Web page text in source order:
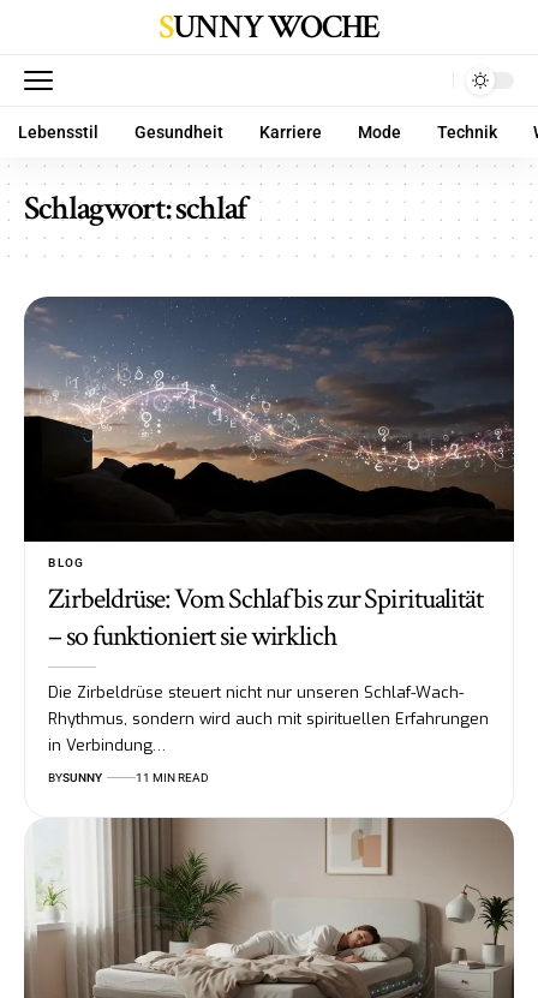
SUNNY WOCHE
Lebensstil Gesundheit Karriere Mode Technik
Schlagwort:schlaf
BLOG
Zirbeldrüse: Vom Schlaf bis zur Spiritualität
– so funktioniert sie wirklich
Die Zirbeldrüse steuert nicht nur unseren Schlaf-Wach-
Rhythmus, sondern wird auch mit spirituellen Erfahrungen
in Verbindung…
BYSUNNY 11 MIN READ